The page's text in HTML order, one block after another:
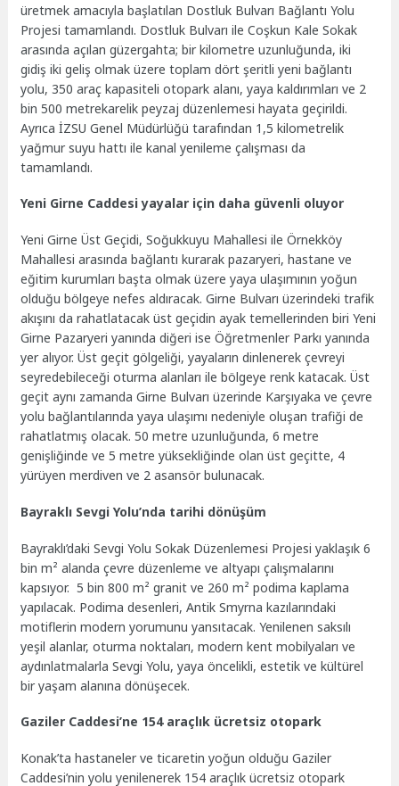
üretmek amacıyla başlatılan Dostluk Bulvarı Bağlantı Yolu
Projesi tamamlandı. Dostluk Bulvarı ile Coşkun Kale Sokak
arasında açılan güzergahta; bir kilometre uzunluğunda, iki
gidiş iki geliş olmak üzere toplam dört şeritli yeni bağlantı
yolu, 350 araç kapasiteli otopark alanı, yaya kaldırımları ve 2
bin 500 metrekarelik peyzaj düzenlemesi hayata geçirildi.
Ayrıca İZSU Genel Müdürlüğü tarafından 1,5 kilometrelik
yağmur suyu hattı ile kanal yenileme çalışması da
tamamlandı.
Yeni Girne Caddesi yayalar için daha güvenli oluyor
Yeni Girne Üst Geçidi, Soğukkuyu Mahallesi ile Örnekköy
Mahallesi arasında bağlantı kurarak pazaryeri, hastane ve
eğitim kurumları başta olmak üzere yaya ulaşımının yoğun
olduğu bölgeye nefes aldıracak. Girne Bulvarı üzerindeki trafik
akışını da rahatlatacak üst geçidin ayak temellerinden biri Yeni
Girne Pazaryeri yanında diğeri ise Öğretmenler Parkı yanında
yer alıyor. Üst geçit gölgeliği, yayaların dinlenerek çevreyi
seyredebileceği oturma alanları ile bölgeye renk katacak. Üst
geçit aynı zamanda Girne Bulvarı üzerinde Karşıyaka ve çevre
yolu bağlantılarında yaya ulaşımı nedeniyle oluşan trafiği de
rahatlatmış olacak. 50 metre uzunluğunda, 6 metre
genişliğinde ve 5 metre yüksekliğinde olan üst geçitte, 4
yürüyen merdiven ve 2 asansör bulunacak.
Bayraklı Sevgi Yolu’nda tarihi dönüşüm
Bayraklı’daki Sevgi Yolu Sokak Düzenlemesi Projesi yaklaşık 6
bin m² alanda çevre düzenleme ve altyapı çalışmalarını
kapsıyor. 5 bin 800 m² granit ve 260 m² podima kaplama
yapılacak. Podima desenleri, Antik Smyrna kazılarındaki
motiflerin modern yorumunu yansıtacak. Yenilenen saksılı
yeşil alanlar, oturma noktaları, modern kent mobilyaları ve
aydınlatmalarla Sevgi Yolu, yaya öncelikli, estetik ve kültürel
bir yaşam alanına dönüşecek.
Gaziler Caddesi’ne 154 araçlık ücretsiz otopark
Konak’ta hastaneler ve ticaretin yoğun olduğu Gaziler
Caddesi’nin yolu yenilenerek 154 araçlık ücretsiz otopark